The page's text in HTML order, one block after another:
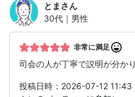
とま さん
30代｜男性
非常に満足
司会の人が丁寧で説明が分か
投稿日時：2026-07-12 11:43